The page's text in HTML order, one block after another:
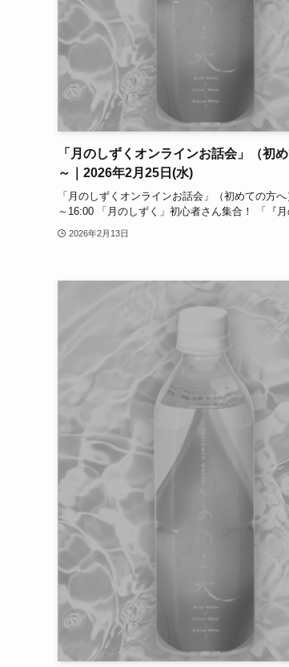
「月のしずくオンラインお話会」（初
～｜2026年2月25日(水)
「月のしずくオンラインお話会」（初めての方
～16:00 「月のしずく」初心者さん集合！ 「『
2026年2月13日